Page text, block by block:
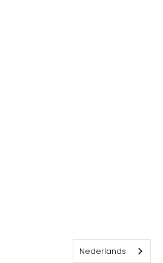
Nederlands